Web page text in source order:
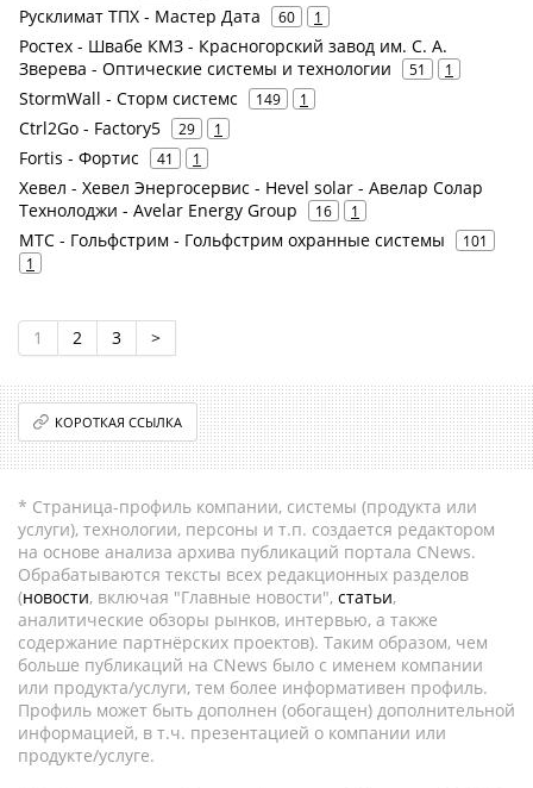
Русклимат ТПХ - Мастер Дата 60 1
Ростех - Швабе КМЗ - Красногорский завод им. С. А.
Зверева - Оптические системы и технологии
51 1
StormWall - Сторм системс 149 1
Ctrl2Go - Factory5 29 1
Fortis - Фортис 41 1
Хевел - Хевел Энергосервис - Hevel solar - Авелар Солар
Технолоджи - Avelar Energy Group
16 1
МТС - Гольфстрим - Гольфстрим охранные системы
101
1
1 2 3 >
КОРОТКАЯ ССЫЛКА
* Страница-профиль компании, системы (продукта или
услуги), технологии, персоны и т.п. создается редактором
на основе анализа архива публикаций портала CNews.
Обрабатываются тексты всех редакционных разделов
(новости, включая "Главные новости", статьи,
аналитические обзоры рынков, интервью, а также
содержание партнёрских проектов). Таким образом, чем
больше публикаций на CNews было с именем компании
или продукта/услуги, тем более информативен профиль.
Профиль может быть дополнен (обогащен) дополнительной
информацией, в т.ч. презентацией о компании или
продукте/услуге.